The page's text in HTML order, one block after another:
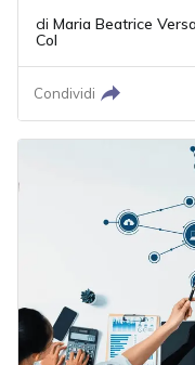
di Maria Beatrice
Col
Condividi